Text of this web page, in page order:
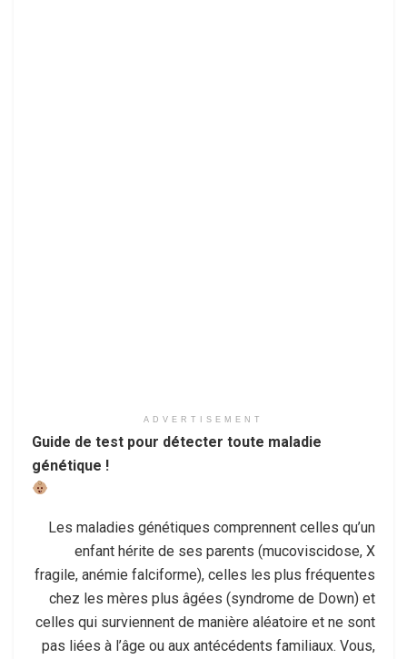
ADVERTISEMENT
Guide de test pour détecter toute maladie
génétique !
Les maladies génétiques comprennent celles qu’un
enfant hérite de ses parents (mucoviscidose, X
fragile, anémie falciforme), celles les plus fréquentes
chez les mères plus âgées (syndrome de Down) et
celles qui surviennent de manière aléatoire et ne sont
pas liées à l’âge ou aux antécédents familiaux. Vous,